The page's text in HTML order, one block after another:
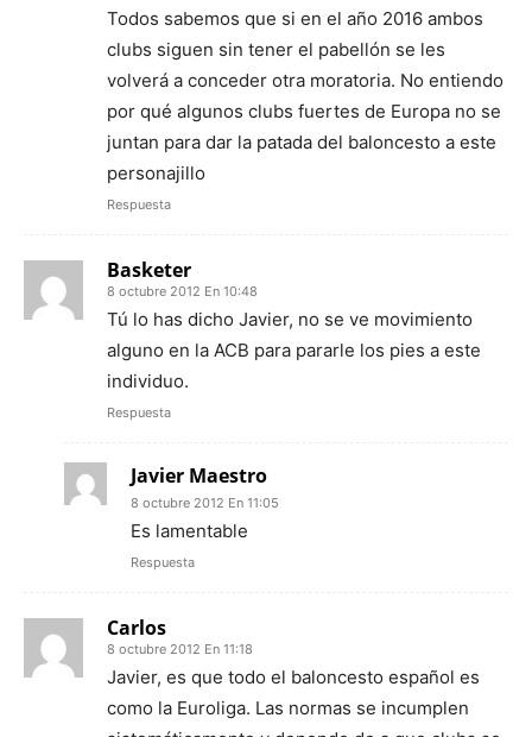
Todos sabemos que si en el año 2016 ambos
clubs siguen sin tener el pabellón se les
volverá a conceder otra moratoria. No entiendo
por qué algunos clubs fuertes de Europa no se
juntan para dar la patada del baloncesto a este
personajillo
Respuesta
Basketer
8 octubre 2012 En 10:48
Tú lo has dicho Javier, no se ve movimiento
alguno en la ACB para pararle los pies a este
individuo.
Respuesta
Javier Maestro
8 octubre 2012 En 11:05
Es lamentable
Respuesta
Carlos
8 octubre 2012 En 11:18
Javier, es que todo el baloncesto español es
como la Euroliga. Las normas se incumplen